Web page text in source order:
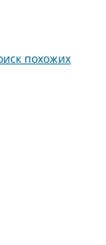
похожих